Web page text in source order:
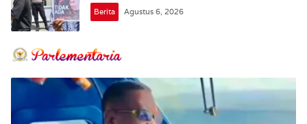
Berita Agustus 6, 2026